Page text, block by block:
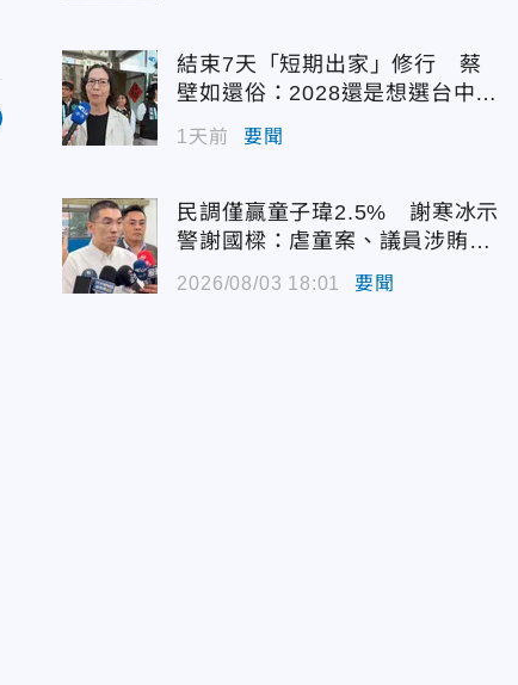
結束7天「短期出家」修行 蔡
壁如還俗：2028還是想選台中立
1天前 要聞
民調僅贏童子瑋2.5% 謝寒冰示
警謝國樑：虐童案、議員涉賄雙
2026/08/03 18:01 要聞